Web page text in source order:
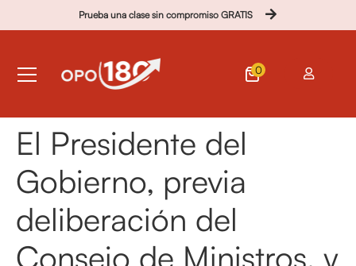
Prueba una clase sin compromiso GRATIS
0
El Presidente del
Gobierno, previa
deliberación del
Consejo de Ministros, y